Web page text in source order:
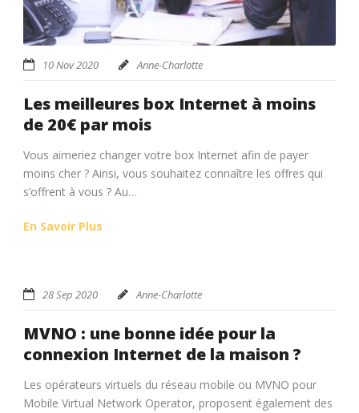
10 Nov 2020 Anne-Charlotte
Les meilleures box Internet à moins
de 20€ par mois
Vous aimeriez changer votre box Internet afin de payer
moins cher ? Ainsi, vous souhaitez connaître les offres qui
s’offrent à vous ? Au…
En Savoir Plus
28 Sep 2020 Anne-Charlotte
MVNO : une bonne idée pour la
connexion Internet de la maison ?
Les opérateurs virtuels du réseau mobile ou MVNO pour
Mobile Virtual Network Operator, proposent également des